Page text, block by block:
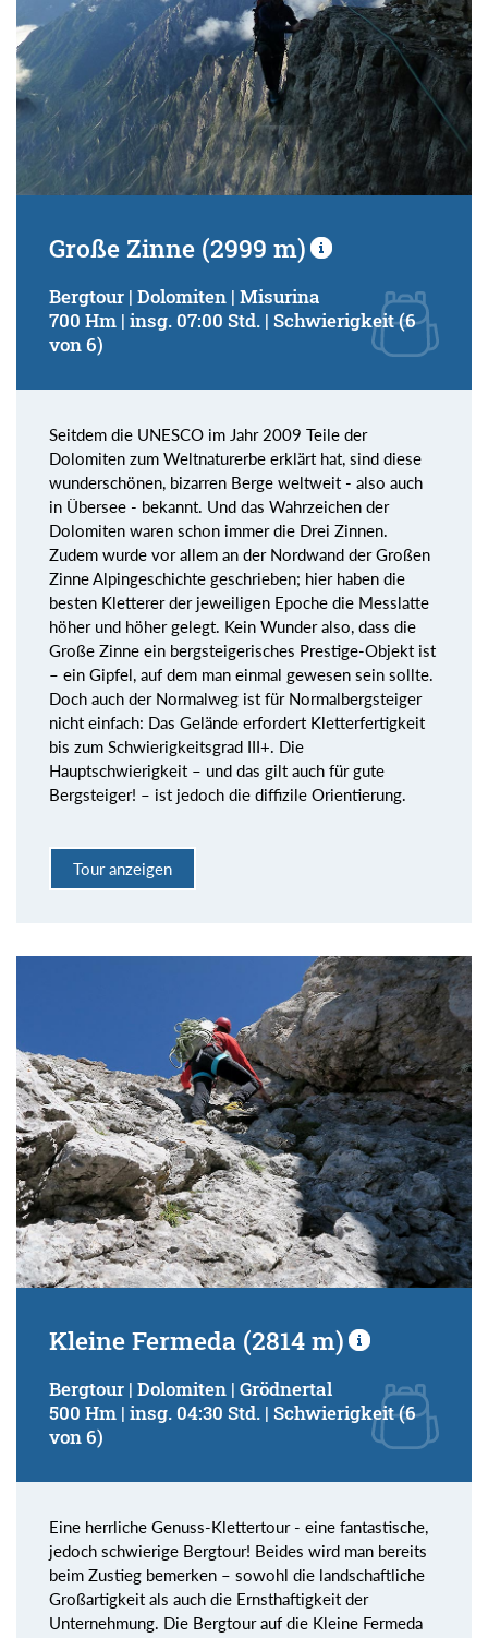
Große Zinne (2999 m)
Bergtour | Dolomiten | Misurina
700 Hm | insg. 07:00 Std. | Schwierigkeit (6
von 6)
Seitdem die UNESCO im Jahr 2009 Teile der
Dolomiten zum Weltnaturerbe erklärt hat, sind diese
wunderschönen, bizarren Berge weltweit - also auch
in Übersee - bekannt. Und das Wahrzeichen der
Dolomiten waren schon immer die Drei Zinnen.
Zudem wurde vor allem an der Nordwand der Großen
Zinne Alpingeschichte geschrieben; hier haben die
besten Kletterer der jeweiligen Epoche die Messlatte
höher und höher gelegt. Kein Wunder also, dass die
Große Zinne ein bergsteigerisches Prestige-Objekt ist
– ein Gipfel, auf dem man einmal gewesen sein sollte.
Doch auch der Normalweg ist für Normalbergsteiger
nicht einfach: Das Gelände erfordert Kletterfertigkeit
bis zum Schwierigkeitsgrad III+. Die
Hauptschwierigkeit – und das gilt auch für gute
Bergsteiger! – ist jedoch die diffizile Orientierung.
Tour anzeigen
Kleine Fermeda (2814 m)
Bergtour | Dolomiten | Grödnertal
500 Hm | insg. 04:30 Std. | Schwierigkeit (6
von 6)
Eine herrliche Genuss-Klettertour - eine fantastische,
jedoch schwierige Bergtour! Beides wird man bereits
beim Zustieg bemerken – sowohl die landschaftliche
Großartigkeit als auch die Ernsthaftigkeit der
Unternehmung. Die Bergtour auf die Kleine Fermeda